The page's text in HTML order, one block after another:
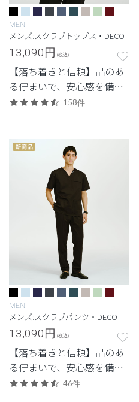
MEN
メンズ:スクラブトップス・DECO
13,090円 (税込)
【落ち着きと信頼】品のあ
る佇まいで、安心感を備え
た定番シリーズ。
158件
MEN
メンズ:スクラブパンツ・DECO
13,090円 (税込)
【落ち着きと信頼】品のあ
る佇まいで、安心感を備え
た定番シリーズ。
46件